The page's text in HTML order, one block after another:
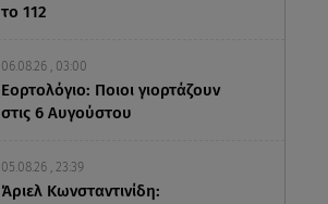
το 112
06.08.26 , 03:00
Εορτολόγιο: Ποιοι γιορτάζουν
στις 6 Αυγούστου
05.08.26 , 23:39
Άριελ Κωνσταντινίδη: